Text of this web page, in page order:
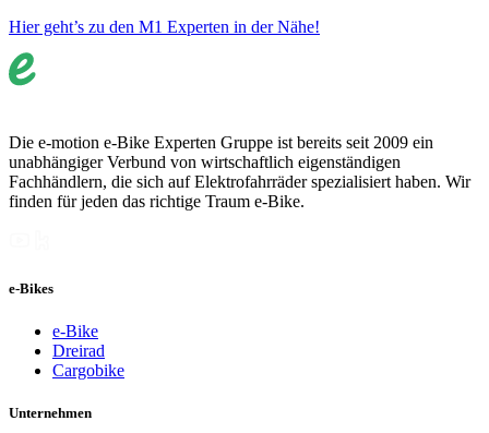
Hier geht’s zu den M1 Experten in der Nähe!
Die e-motion e-Bike Experten Gruppe ist bereits seit 2009 ein
unabhängiger Verbund von wirtschaftlich eigenständigen
Fachhändlern, die sich auf Elektrofahrräder spezialisiert haben. Wir
finden für jeden das richtige Traum e-Bike.
e-Bikes
e-Bike
Dreirad
Cargobike
Unternehmen